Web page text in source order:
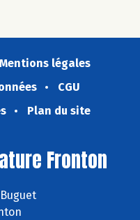
Mentions légales
CGU
Plan du site
Fronton